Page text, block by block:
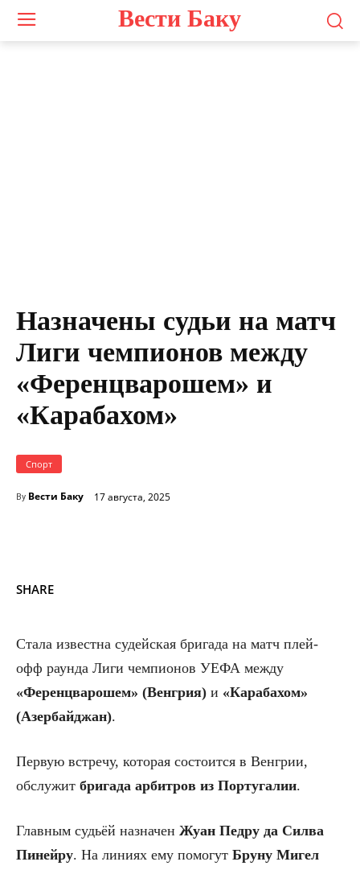
Вести Баку
Назначены судьи на матч
Лиги чемпионов между
«Ференцварошем» и
«Карабахом»
Спорт
By Вести Баку 17 августа, 2025
SHARE
Стала известна судейская бригада на матч плей-
офф раунда Лиги чемпионов УЕФА между
«Ференцварошем» (Венгрия) и «Карабахом»
(Азербайджан).
Первую встречу, которая состоится в Венгрии,
обслужит бригада арбитров из Португалии.
Главным судьёй назначен Жуан Педру да Силва
Пинейру. На линиях ему помогут Бруну Мигел